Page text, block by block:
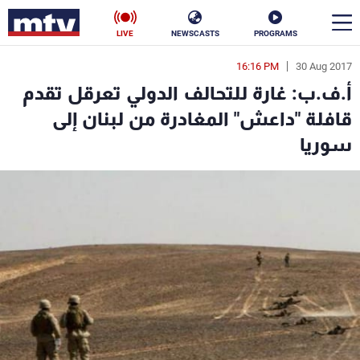
PROGRAMS
NEWSCASTS
LIVE
30 Aug 2017
16:16 PM
أ.ف.ب: غارة للتحالف الدولي تعرقل تقدم
قافلة "داعش" المغادرة من لبنان إلى
سوريا
en
الأخبار
سياسة
كأس العالم
البرامج
جدول البرامج